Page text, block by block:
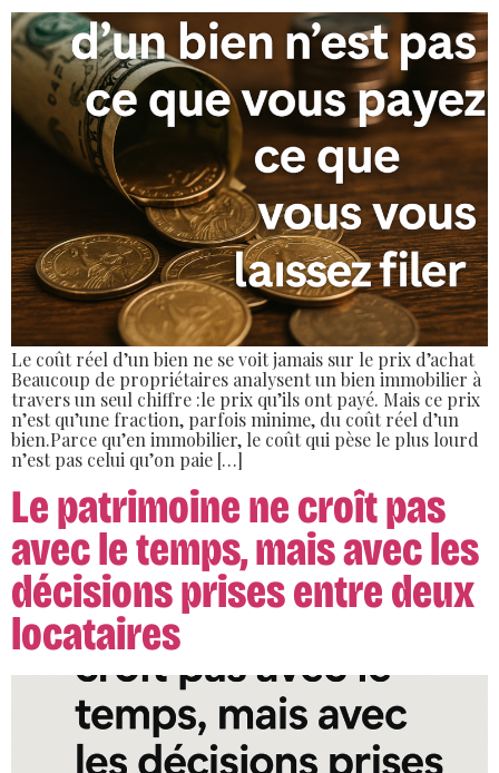
Le coût réel d’un bien ne se voit jamais sur le prix d’achat
Beaucoup de propriétaires analysent un bien immobilier à
travers un seul chiffre :le prix qu’ils ont payé. Mais ce prix
n’est qu’une fraction, parfois minime, du coût réel d’un
bien.Parce qu’en immobilier, le coût qui pèse le plus lourd
n’est pas celui qu’on paie […]
Le patrimoine ne croît pas
avec le temps, mais avec les
décisions prises entre deux
locataires